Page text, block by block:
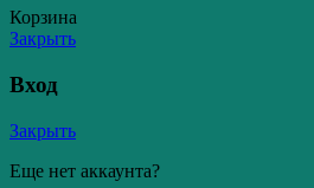
Корзина
Закрыть
Вход
Закрыть
Еще нет аккаунта?